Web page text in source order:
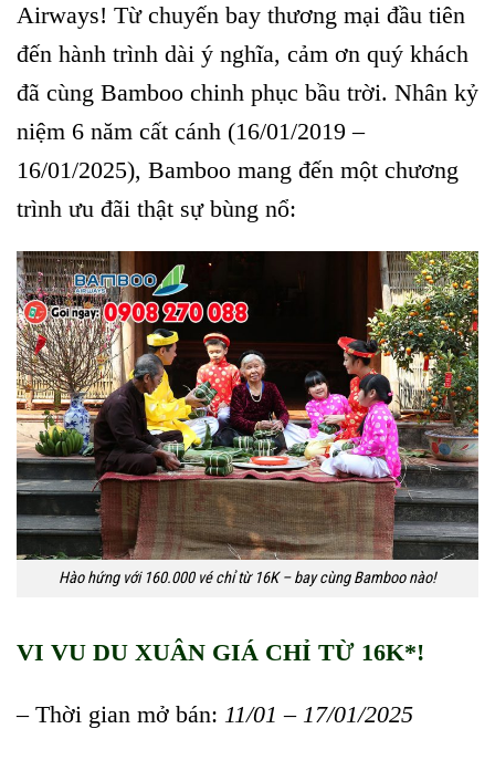
Airways! Từ chuyến bay thương mại đầu tiên
đến hành trình dài ý nghĩa, cảm ơn quý khách
đã cùng Bamboo chinh phục bầu trời. Nhân kỷ
niệm 6 năm cất cánh (16/01/2019 –
16/01/2025), Bamboo mang đến một chương
trình ưu đãi thật sự bùng nổ:
Hào hứng với 160.000 vé chỉ từ 16K – bay cùng Bamboo nào!
VI VU DU XUÂN GIÁ CHỈ TỪ 16K*!
– Thời gian mở bán: 11/01 – 17/01/2025